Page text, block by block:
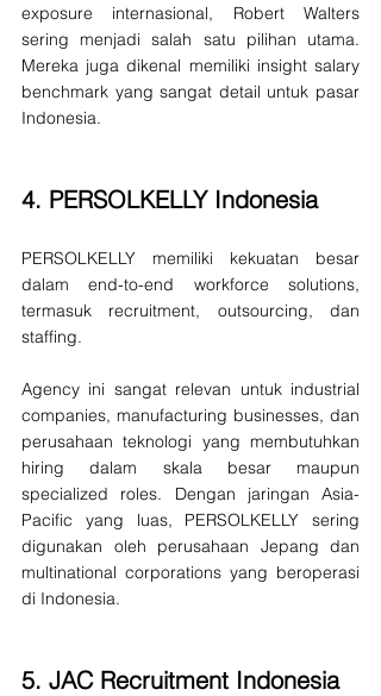
exposure internasional, Robert Walters
sering menjadi salah satu pilihan utama.
Mereka juga dikenal memiliki insight salary
benchmark yang sangat detail untuk pasar
Indonesia.
4. PERSOLKELLY Indonesia
PERSOLKELLY memiliki kekuatan besar
dalam end-to-end workforce solutions,
termasuk recruitment, outsourcing, dan
staffing.
Agency ini sangat relevan untuk industrial
companies, manufacturing businesses, dan
perusahaan teknologi yang membutuhkan
hiring dalam skala besar maupun
specialized roles. Dengan jaringan Asia-
Pacific yang luas, PERSOLKELLY sering
digunakan oleh perusahaan Jepang dan
multinational corporations yang beroperasi
di Indonesia.
5. JAC Recruitment Indonesia